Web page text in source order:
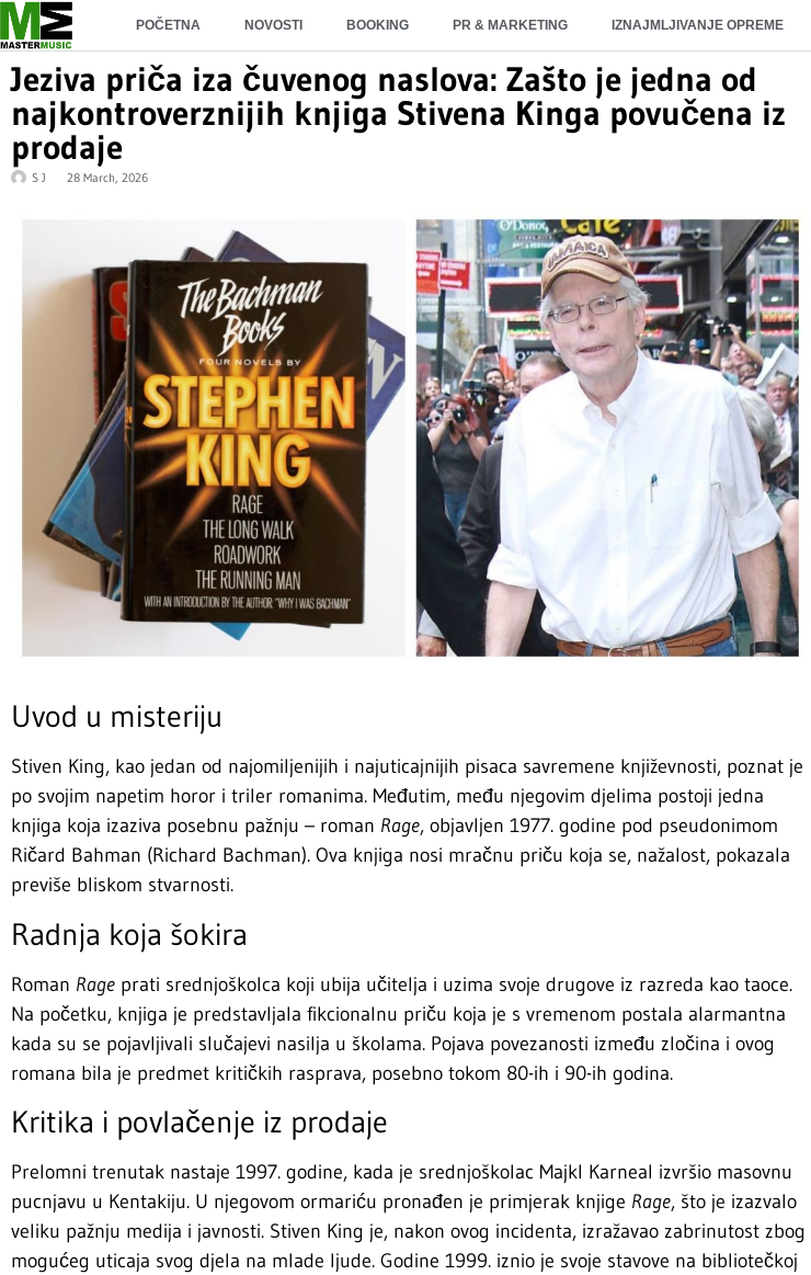
POČETNA NOVOSTI BOOKING PR & MARKETING IZNAJMLJIVANJE OPREME
Jeziva priča iza čuvenog naslova: Zašto je jedna od
najkontroverznijih knjiga Stivena Kinga povučena iz
prodaje
S J 28 March, 2026
Uvod u misteriju
Stiven King, kao jedan od najomiljenijih i najuticajnijih pisaca savremene književnosti, poznat je
po svojim napetim horor i triler romanima. Međutim, među njegovim djelima postoji jedna
knjiga koja izaziva posebnu pažnju – roman Rage, objavljen 1977. godine pod pseudonimom
Ričard Bahman (Richard Bachman). Ova knjiga nosi mračnu priču koja se, nažalost, pokazala
previše bliskom stvarnosti.
Radnja koja šokira
Roman Rage prati srednjoškolca koji ubija učitelja i uzima svoje drugove iz razreda kao taoce.
Na početku, knjiga je predstavljala fikcionalnu priču koja je s vremenom postala alarmantna
kada su se pojavljivali slučajevi nasilja u školama. Pojava povezanosti između zločina i ovog
romana bila je predmet kritičkih rasprava, posebno tokom 80-ih i 90-ih godina.
Kritika i povlačenje iz prodaje
Prelomni trenutak nastaje 1997. godine, kada je srednjoškolac Majkl Karneal izvršio masovnu
pucnjavu u Kentakiju. U njegovom ormariću pronađen je primjerak knjige Rage, što je izazvalo
veliku pažnju medija i javnosti. Stiven King je, nakon ovog incidenta, izražavao zabrinutost zbog
mogućeg uticaja svog djela na mlade ljude. Godine 1999. iznio je svoje stavove na bibliotečkoj